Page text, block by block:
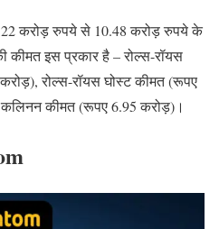
करोड़ रुपये से 10.48 करोड़ रुपये के
कीमत इस प्रकार है – रोल्स-रॉयस
रोल्स-रॉयस घोस्ट कीमत (रूपए
कीमत (रूपए 6.95 करोड़)।